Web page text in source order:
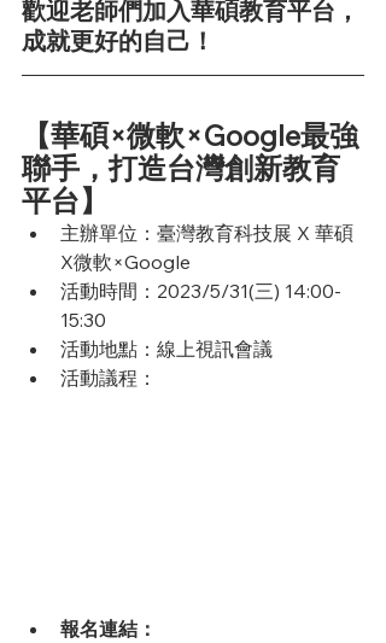
歡迎老師們加入華碩教育平台，
成就更好的自己！
【華碩×微軟×Google最強
聯手，打造台灣創新教育
平台】
主辦單位：臺灣教育科技展 X 華碩
X微軟×Google
活動時間：2023/5/31(三) 14:00-
15:30
活動地點：線上視訊會議
活動議程：
報名連結：